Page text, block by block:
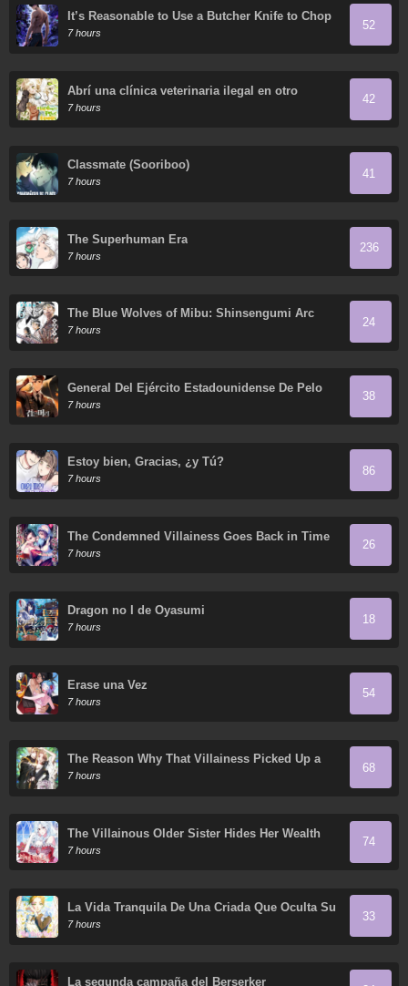
It’s Reasonable to Use a Butcher Knife to Chop
Down Everything in the World, Right?
7 hours
52
Abrí una clínica veterinaria ilegal en otro
mundo
7 hours
42
Classmate (Sooriboo)
7 hours
41
The Superhuman Era
7 hours
236
The Blue Wolves of Mibu: Shinsengumi Arc
7 hours
24
General Del Ejército Estadounidense De Pelo
Negro
7 hours
38
Estoy bien, Gracias, ¿y Tú?
7 hours
86
The Condemned Villainess Goes Back in Time
and Aims to Become the Ultimate Villain
7 hours
26
Dragon no I de Oyasumi
7 hours
18
Érase una Vez
7 hours
54
The Reason Why That Villainess Picked Up a
Sword
7 hours
68
The Villainous Older Sister Hides Her Wealth
7 hours
74
La Vida Tranquila De Una Criada Que Oculta Su
Poder Y Lo Disfruta
7 hours
33
La segunda campaña del Berserker